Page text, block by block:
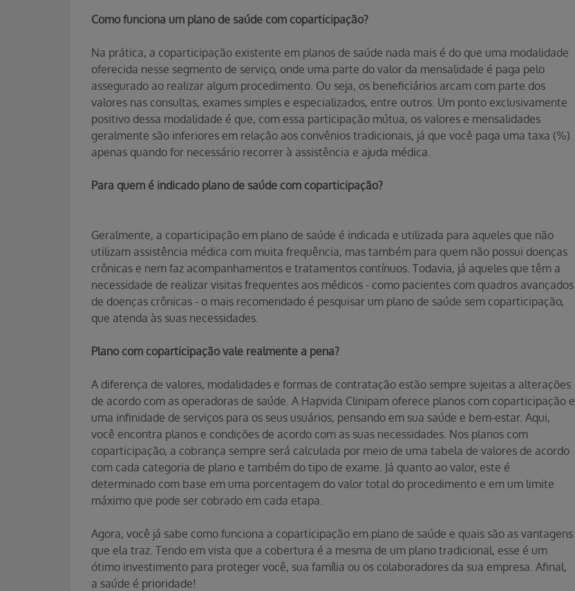
Como funciona um plano de saúde com coparticipação?
Na prática, a coparticipação existente em planos de saúde nada mais é do que uma modalidade
oferecida nesse segmento de serviço, onde uma parte do valor da mensalidade é paga pelo
assegurado ao realizar algum procedimento. Ou seja, os beneficiários arcam com parte dos
valores nas consultas, exames simples e especializados, entre outros. Um ponto exclusivamente
positivo dessa modalidade é que, com essa participação mútua, os valores e mensalidades
geralmente são inferiores em relação aos convênios tradicionais, já que você paga uma taxa (%)
apenas quando for necessário recorrer à assistência e ajuda médica.
Para quem é indicado plano de saúde com coparticipação?
Geralmente, a coparticipação em plano de saúde é indicada e utilizada para aqueles que não
utilizam assistência médica com muita frequência, mas também para quem não possui doenças
crônicas e nem faz acompanhamentos e tratamentos contínuos. Todavia, já aqueles que têm a
necessidade de realizar visitas frequentes aos médicos - como pacientes com quadros avançados
de doenças crônicas - o mais recomendado é pesquisar um plano de saúde sem coparticipação,
que atenda às suas necessidades.
Plano com coparticipação vale realmente a pena?
A diferença de valores, modalidades e formas de contratação estão sempre sujeitas a alterações
de acordo com as operadoras de saúde. A Hapvida Clinipam oferece planos com coparticipação e
uma infinidade de serviços para os seus usuários, pensando em sua saúde e bem-estar. Aqui,
você encontra planos e condições de acordo com as suas necessidades. Nos planos com
coparticipação, a cobrança sempre será calculada por meio de uma tabela de valores de acordo
com cada categoria de plano e também do tipo de exame. Já quanto ao valor, este é
determinado com base em uma porcentagem do valor total do procedimento e em um limite
máximo que pode ser cobrado em cada etapa.
Agora, você já sabe como funciona a coparticipação em plano de saúde e quais são as vantagens
que ela traz. Tendo em vista que a cobertura é a mesma de um plano tradicional, esse é um
ótimo investimento para proteger você, sua família ou os colaboradores da sua empresa. Afinal,
a saúde é prioridade!